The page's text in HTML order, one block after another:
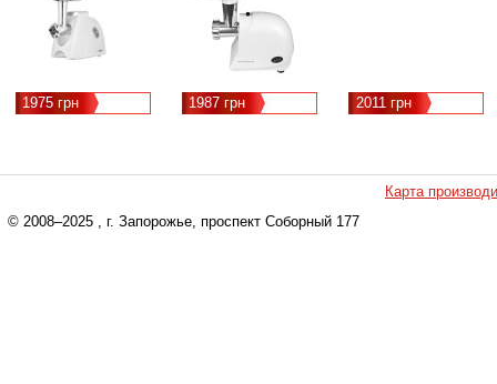
1975 грн 1987 грн 2011 грн
Карта
© 2008–2025 , г. Запорожье, проспект Соборный 177